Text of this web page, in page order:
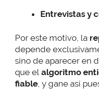
Entrevistas y
Por este motivo, la
depende
sino de aparecer en
que el algoritmo
fiable, y gane así